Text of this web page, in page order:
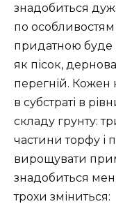
знадобиться
по
придатною буде
як пісок,
перегній. Кожен
в субстраті в
складу грунту:
частини торфу і
вирощувати
знадобиться
трохи зміниться: